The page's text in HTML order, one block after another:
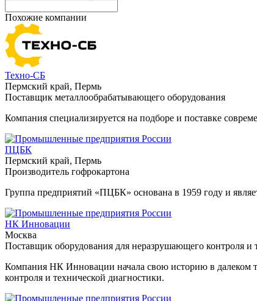
Похожие компании
Техно-СБ
Пермский край, Пермь
Поставщик металлообрабатывающего оборудования
Компания специализируется на подборе и поставке
ПЦБК
Пермский край, Пермь
Производитель гофрокартона
Группа предприятий «ПЦБК» основана в 1959 году и
НК Инновации
Москва
Поставщик оборудования для неразрушающего контроля и
Компания НК Инновации начала свою историю в далеком
контроля и технической диагностики.